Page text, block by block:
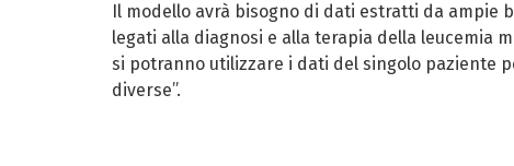
Il modello avrà bisogno di dati estratti da ampie
legati alla diagnosi e alla terapia della leucemia
si potranno utilizzare i dati del singolo paziente
diverse”.